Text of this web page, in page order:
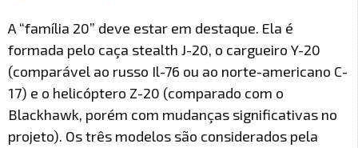
A “família 20” deve estar em destaque. Ela é
formada pelo caça stealth J-20, o cargueiro Y-20
(comparável ao russo Il-76 ou ao norte-americano C-
17) e o helicóptero Z-20 (comparado com o
Blackhawk, porém com mudanças significativas no
projeto). Os três modelos são considerados pela